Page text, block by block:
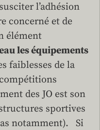
l’adhésion
concerné et de
élément
les équipements
faiblesses de la
des JO est son
sportives
notamment). Si